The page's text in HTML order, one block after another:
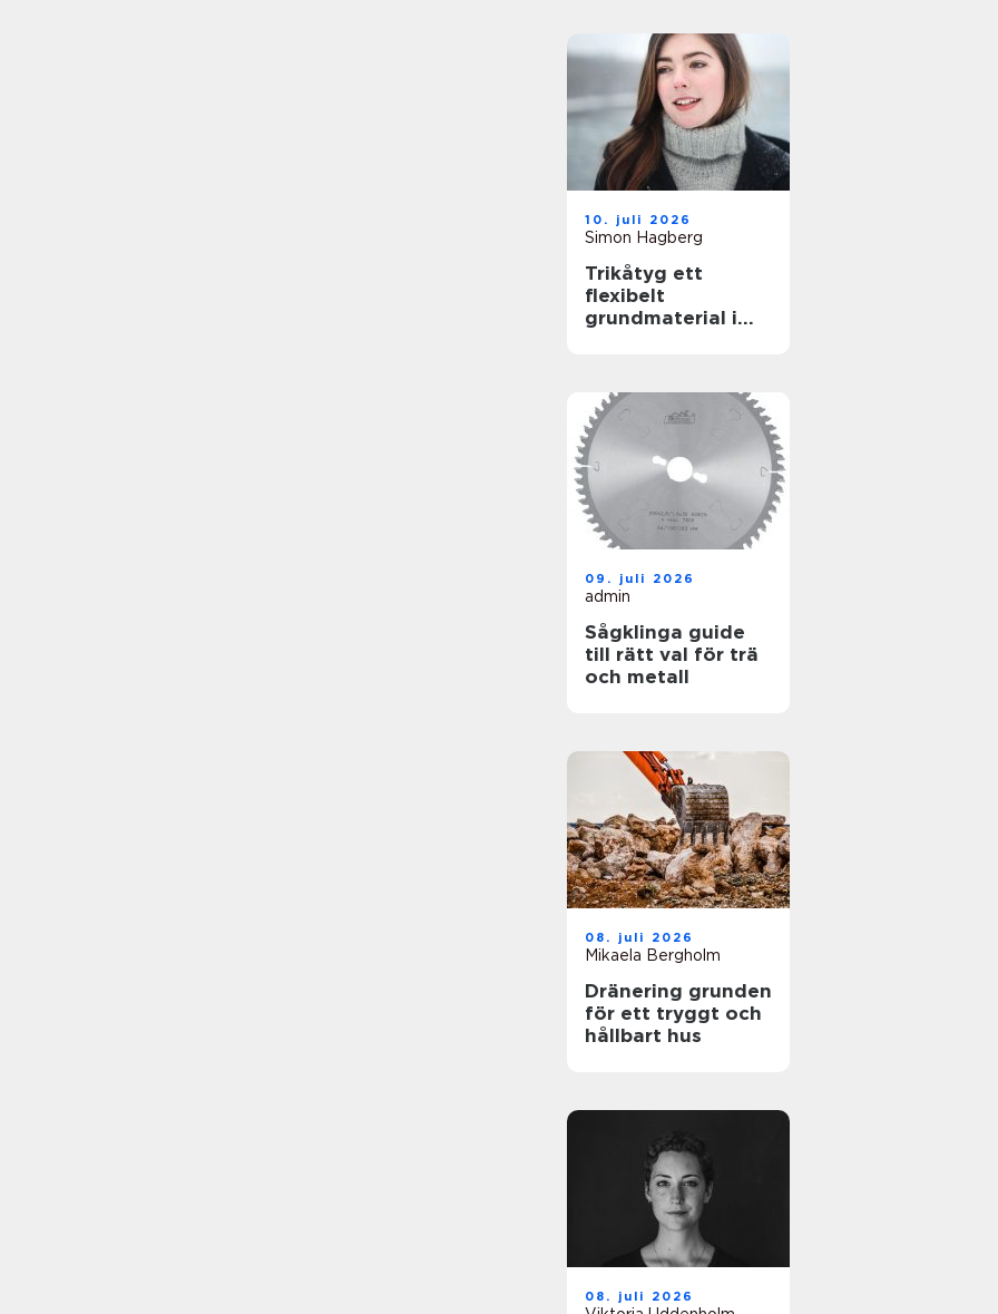
10. juli 2026
Simon Hagberg
Trikåtyg ett
flexibelt
grundmaterial i
09. juli 2026
admin
Sågklinga guide
till rätt val för trä
och metall
08. juli 2026
Mikaela Bergholm
Dränering grunden
för ett tryggt och
hållbart hus
08. juli 2026